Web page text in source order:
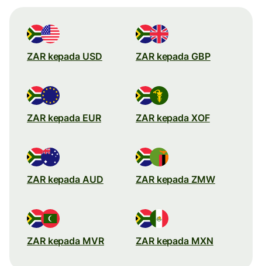
ZAR kepada USD ZAR kepada GBP
ZAR kepada EUR ZAR kepada XOF
ZAR kepada AUD ZAR kepada ZMW
ZAR kepada MVR ZAR kepada MXN